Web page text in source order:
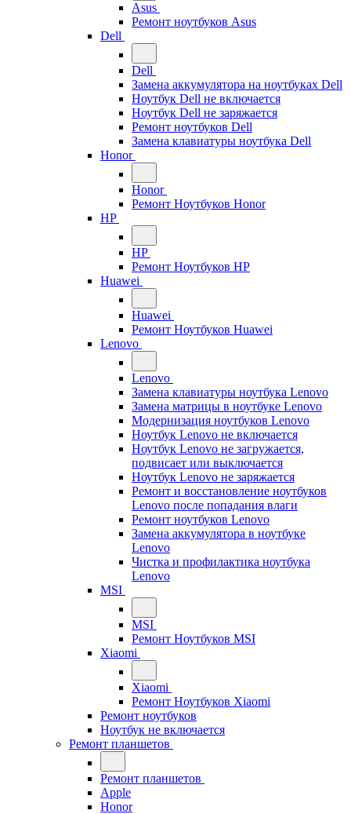
Asus
Ремонт ноутбуков Asus
Dell
Dell
Замена аккумулятора на ноутбуках Dell
Ноутбук Dell не включается
Ноутбук Dell не заряжается
Ремонт ноутбуков Dell
Замена клавиатуры ноутбука Dell
Honor
Honor
Ремонт Ноутбуков Honor
HP
HP
Ремонт Ноутбуков HP
Huawei
Huawei
Ремонт Ноутбуков Huawei
Lenovo
Lenovo
Замена клавиатуры ноутбука Lenovo
Замена матрицы в ноутбуке Lenovo
Модернизация ноутбуков Lenovo
Ноутбук Lenovo не включается
Ноутбук Lenovo не загружается,
подвисает или выключается
Ноутбук Lenovo не заряжается
Ремонт и восстановление ноутбуков
Lenovo после попадания влаги
Ремонт ноутбуков Lenovo
Замена аккумулятора в ноутбуке
Lenovo
Чистка и профилактика ноутбука
Lenovo
MSI
MSI
Ремонт Ноутбуков MSI
Xiaomi
Xiaomi
Ремонт Ноутбуков Xiaomi
Ремонт ноутбуков
Ноутбук не включается
Ремонт планшетов
Ремонт планшетов
Apple
Honor